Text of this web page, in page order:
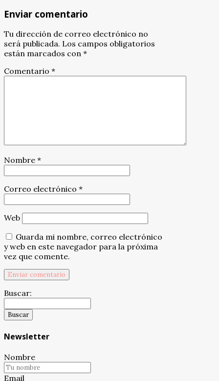
Enviar comentario
Tu dirección de correo electrónico no
será publicada. Los campos obligatorios
están marcados con *
Comentario *
Nombre *
Correo electrónico *
Web
Guarda mi nombre, correo electrónico
y web en este navegador para la próxima
vez que comente.
Buscar:
Newsletter
Nombre
Email